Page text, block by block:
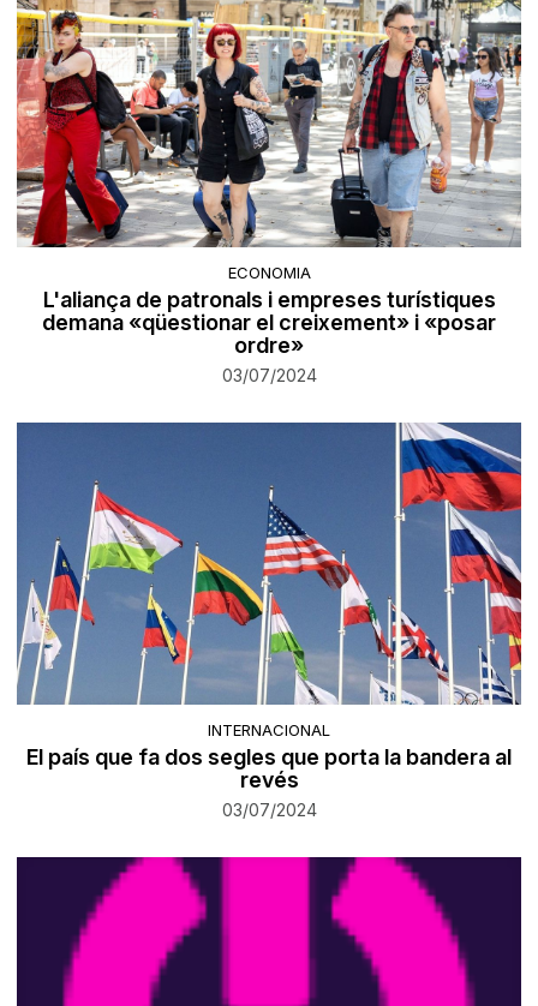
ECONOMIA
L'aliança de patronals i empreses turístiques
demana «qüestionar el creixement» i «posar
ordre»
03/07/2024
INTERNACIONAL
El país que fa dos segles que porta la bandera al
revés
03/07/2024